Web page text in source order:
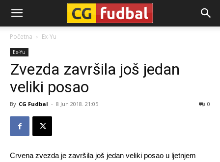
CG-
Fudbal
Početna Ex-Yu
Ex-Yu
Zvezda završila još jedan
veliki posao
By CG Fudbal - 8 Jun 2018. 21:05 0
Crvena zvezda je završila još jedan veliki posao u ljetnjem